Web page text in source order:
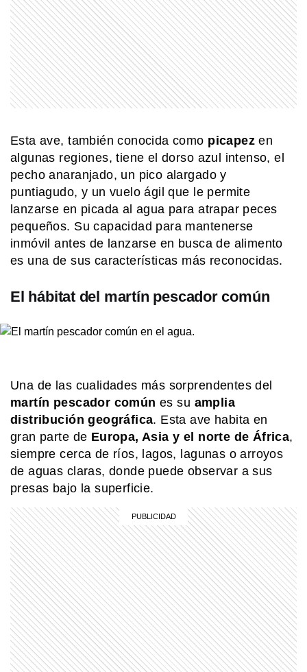
Esta ave, también conocida como picapez en
algunas regiones, tiene el dorso azul intenso, el
pecho anaranjado, un pico alargado y
puntiagudo, y un vuelo ágil que le permite
lanzarse en picada al agua para atrapar peces
pequeños. Su capacidad para mantenerse
inmóvil antes de lanzarse en busca de alimento
es una de sus características más reconocidas.
El hábitat del martín pescador común
Una de las cualidades más sorprendentes del
martín pescador común es su amplia
distribución geográfica. Esta ave habita en
gran parte de Europa, Asia y el norte de África,
siempre cerca de ríos, lagos, lagunas o arroyos
de aguas claras, donde puede observar a sus
presas bajo la superficie.
EL MUNDO
Martín pescador oriental: el pájaro
diminuto que sorprende con sus
colores
COMUNIDAD EDUCATIVA
¿Cómo se hace una infografía clara y
SABER MAS
¿Por qué bostezamos y por qué se
contagia?
COMUNIDAD EDUCATIVA
Crianza 2.0: la literatura infantil y
SABER MAS
¿Por qué tenemos la costumbre de
SABER MAS
Beneficios de la leche: un alimento
que va más allá de la infancia
MI PAIS
¿De qué lado se usa la escarapela
NATURALEZA
El secreto del albatros para volar
miles de kilómetros casi sin aletear
COMUNIDAD EDUCATIVA
Crianza 2.0: la literatura infantil y
cómo fomentarla en las casas y
escuelas